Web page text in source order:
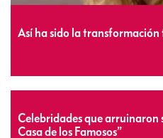
Así ha sido la
Celebridades que arruinaron
Casa de los Famosos”